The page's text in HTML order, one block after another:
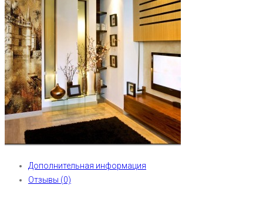
Дополнительная информация
Отзывы (0)